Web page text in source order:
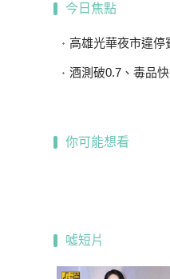
今日焦點
高雄光華夜市違停賓
酒測破0.7、毒品
你可能想看
噓短片